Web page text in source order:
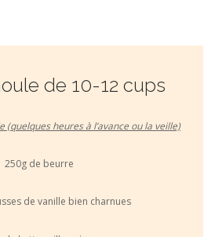
de 10-12 cups
(quelques heures à l’avance ou la veille)
250g de beurre
de vanille bien charnues